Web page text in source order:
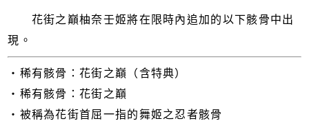
花街之巔柚奈壬姬將在限時內追加的以下骸骨中出
現。
・稀有骸骨：花街之巔（含特典）
・稀有骸骨：花街之巔
・被稱為花街首屈一指的舞姬之忍者骸骨